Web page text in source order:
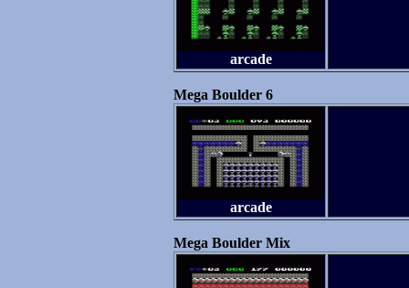
arcade
Mega Boulder 6
arcade
Mega Boulder Mix